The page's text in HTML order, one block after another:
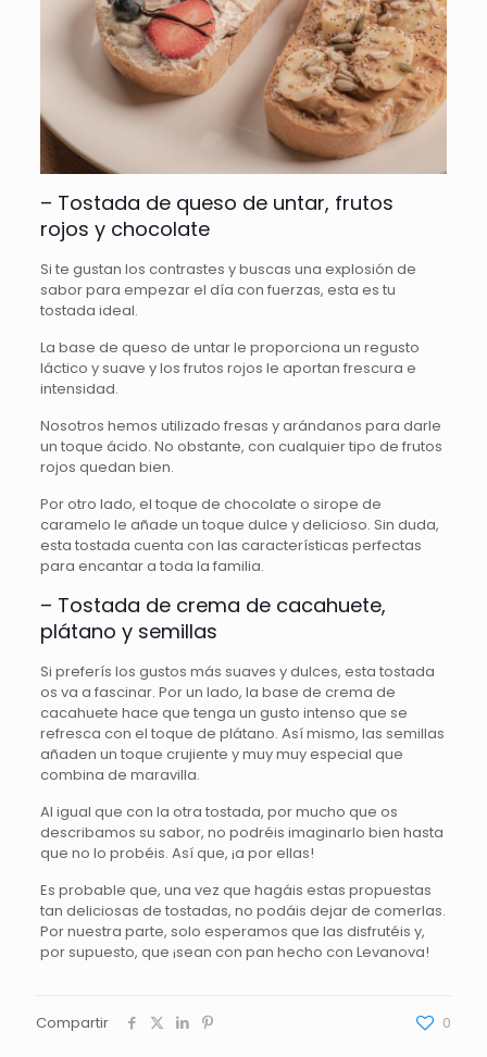
– Tostada de queso de untar, frutos
rojos y chocolate
Si te gustan los contrastes y buscas una explosión de
sabor para empezar el día con fuerzas, esta es tu
tostada ideal.
La base de queso de untar le proporciona un regusto
láctico y suave y los frutos rojos le aportan frescura e
intensidad.
Nosotros hemos utilizado fresas y arándanos para darle
un toque ácido. No obstante, con cualquier tipo de frutos
rojos quedan bien.
Por otro lado, el toque de chocolate o sirope de
caramelo le añade un toque dulce y delicioso. Sin duda,
esta tostada cuenta con las características perfectas
para encantar a toda la familia.
– Tostada de crema de cacahuete,
plátano y semillas
Si preferís los gustos más suaves y dulces, esta tostada
os va a fascinar. Por un lado, la base de crema de
cacahuete hace que tenga un gusto intenso que se
refresca con el toque de plátano. Así mismo, las semillas
añaden un toque crujiente y muy muy especial que
combina de maravilla.
Al igual que con la otra tostada, por mucho que os
describamos su sabor, no podréis imaginarlo bien hasta
que no lo probéis. Así que, ¡a por ellas!
Es probable que, una vez que hagáis estas propuestas
tan deliciosas de tostadas, no podáis dejar de comerlas.
Por nuestra parte, solo esperamos que las disfrutéis y,
por supuesto, que ¡sean con pan hecho con Levanova!
Compartir 0